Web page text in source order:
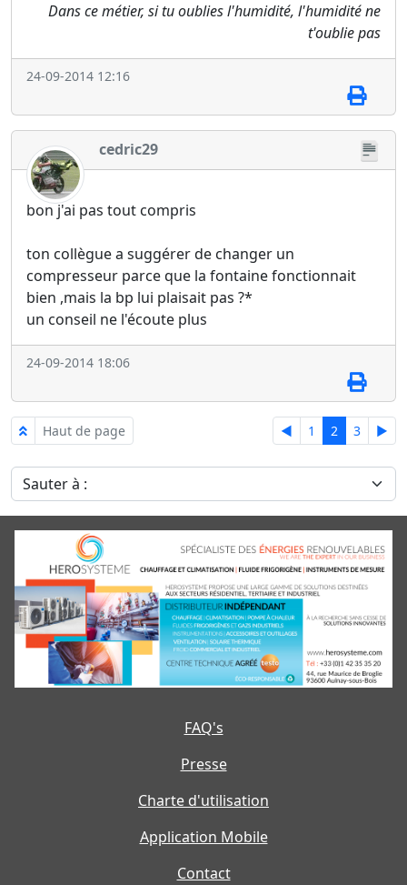
Dans ce métier, si tu oublies l'humidité, l'humidité ne
t'oublie pas
24-09-2014 12:16
cedric29
bon j'ai pas tout compris
ton collègue a suggérer de changer un
compresseur parce que la fontaine fonctionnait
bien ,mais la bp lui plaisait pas ?*
un conseil ne l'écoute plus
24-09-2014 18:06
Haut de page ◄ 1 2 3 ►
Sauter à :
FAQ's
Presse
Charte d'utilisation
Application Mobile
Contact